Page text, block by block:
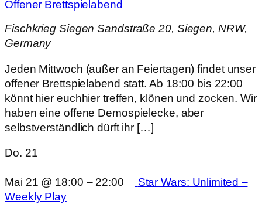
Offener Brettspielabend
Fischkrieg SiegenSandstraße 20, Siegen, NRW,
Germany
Jeden Mittwoch (außer an Feiertagen) findet unser
offener Brettspielabend statt. Ab 18:00 bis 22:00
könnt hier euchhier treffen, klönen und zocken. Wir
haben eine offene Demospielecke, aber
selbstverständlich dürft ihr […]
Do. 21
Mai 21 @ 18:00 – 22:00
Star Wars: Unlimited –
Weekly Play